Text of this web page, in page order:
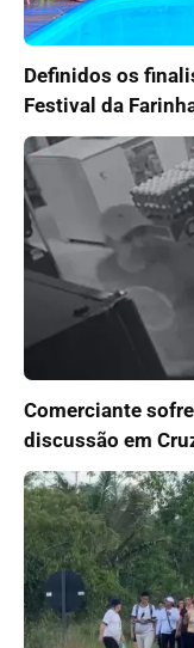
Definidos os
Festival da
Comerciante
discussão em